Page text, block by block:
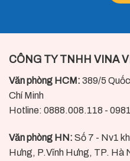
CÔNG TY TNHH VINA
Văn phòng HCM: 389/5
Chí Minh
Hotline: 0888.008.118 -
Văn phòng HN: Số 7 - Nv1
Hưng, P.Vĩnh Hưng, TP. Hà